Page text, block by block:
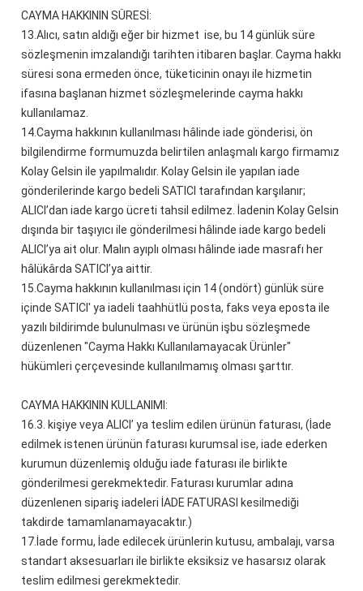
CAYMA HAKKININ SÜRESİ:
13. Alıcı, satın aldığı eğer bir hizmet ise, bu 14 günlük süre
sözleşmenin imzalandığı tarihten itibaren başlar. Cayma hakkı
süresi sona ermeden önce, tüketicinin onayı ile hizmetin
ifasına başlanan hizmet sözleşmelerinde cayma hakkı
kullanılamaz.
14.Cayma hakkının kullanılması hâlinde iade gönderisi, ön
bilgilendirme formumuzda belirtilen anlaşmalı kargo firmamız
Kolay Gelsin ile yapılmalıdır. Kolay Gelsin ile yapılan iade
gönderilerinde kargo bedeli SATICI tarafından karşılanır;
ALICI’dan iade kargo ücreti tahsil edilmez. İadenin Kolay Gelsin
dışında bir taşıyıcı ile gönderilmesi hâlinde iade kargo bedeli
ALICI’ya ait olur. Malın ayıplı olması hâlinde iade masrafı her
hâlükârda SATICI’ya aittir.
15. Cayma hakkının kullanılması için 14 (ondört) günlük süre
içinde SATICI' ya iadeli taahhütlü posta, faks veya eposta ile
yazılı bildirimde bulunulması ve ürünün işbu sözleşmede
düzenlenen "Cayma Hakkı Kullanılamayacak Ürünler"
hükümleri çerçevesinde kullanılmamış olması şarttır.
CAYMA HAKKININ KULLANIMI:
16. 3. kişiye veya ALICI’ ya teslim edilen ürünün faturası, (İade
edilmek istenen ürünün faturası kurumsal ise, iade ederken
kurumun düzenlemiş olduğu iade faturası ile birlikte
gönderilmesi gerekmektedir. Faturası kurumlar adına
düzenlenen sipariş iadeleri İADE FATURASI kesilmediği
takdirde tamamlanamayacaktır.)
17. İade formu, İade edilecek ürünlerin kutusu, ambalajı, varsa
standart aksesuarları ile birlikte eksiksiz ve hasarsız olarak
teslim edilmesi gerekmektedir.